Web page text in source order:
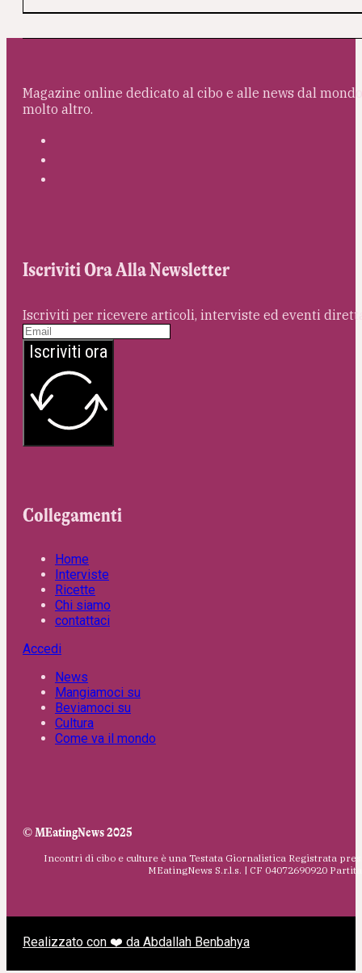
Magazine online dedicato al cibo e alle news dal
molto altro.
Iscriviti Ora Alla Newsletter
Iscriviti per ricevere articoli, interviste ed eventi
Iscriviti ora
Collegamenti
Home
Interviste
Ricette
Chi siamo
contattaci
Accedi
News
Mangiamoci su
Beviamoci su
Cultura
Come va il mondo
© MEatingNews 2025
Incontri di cibo e culture è una Testata Giornalistica Registrata
MEatingNews S.r.l.s. | CF 04072690920
Realizzato con ❤️ da Abdallah Benbahya